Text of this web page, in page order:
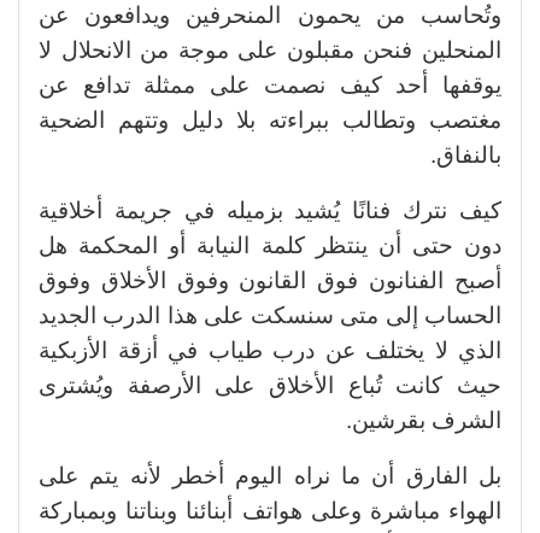
وتُحاسب من يحمون المنحرفين ويدافعون عن
المنحلين فنحن مقبلون على موجة من الانحلال لا
يوقفها أحد كيف نصمت على ممثلة تدافع عن
مغتصب وتطالب ببراءته بلا دليل وتتهم الضحية
بالنفاق.
كيف نترك فنانًا يُشيد بزميله في جريمة أخلاقية
دون حتى أن ينتظر كلمة النيابة أو المحكمة هل
أصبح الفنانون فوق القانون وفوق الأخلاق وفوق
الحساب إلى متى سنسكت على هذا الدرب الجديد
الذي لا يختلف عن درب طياب في أزقة الأزبكية
حيث كانت تُباع الأخلاق على الأرصفة ويُشترى
الشرف بقرشين.
بل الفارق أن ما نراه اليوم أخطر لأنه يتم على
الهواء مباشرة وعلى هواتف أبنائنا وبناتنا وبمباركة